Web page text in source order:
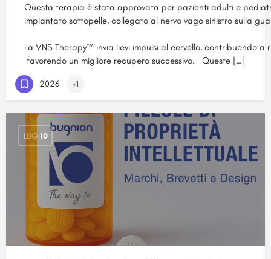
Questa terapia è stata approvata per pazienti adulti e
impiantato sottopelle, collegato al nervo vago sinistro sulla
La VNS Therapy™ invia lievi impulsi al cervello, contribuendo
favorendo un migliore recupero successivo. Queste […]
2026 +1
LUG 10